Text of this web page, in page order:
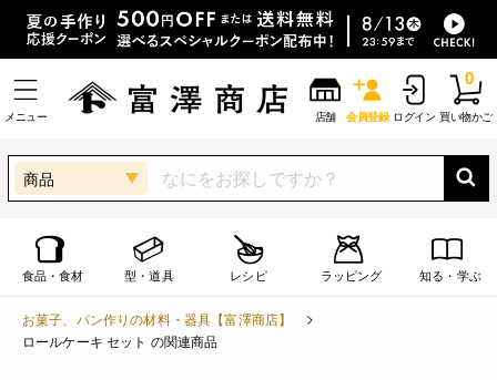
メニュー 店舗 会員登録 ログイン 買い物かご
0
商品
食品・食材 型・道具 レシピ ラッピング 知る・学ぶ
お菓子、パン作りの材料・器具【富澤商店】
ロールケーキ セット の関連商品